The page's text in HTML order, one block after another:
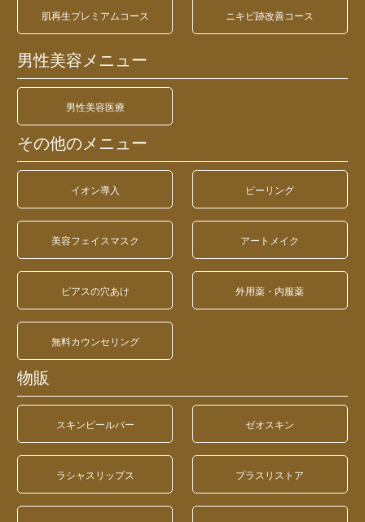
肌再生プレミアムコース ニキビ跡改善コース
男性美容メニュー
男性美容医療
その他のメニュー
イオン導入 ピーリング
美容フェイスマスク アートメイク
ピアスの穴あけ 外用薬・内服薬
無料カウンセリング
物販
スキンピールバー ゼオスキン
ラシャスリップス プラスリストア